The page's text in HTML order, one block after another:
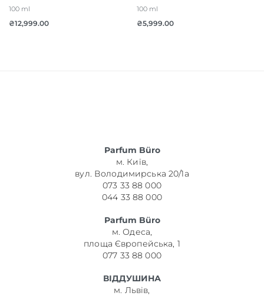
100 ml
₴12,999.00
100 ml
₴5,999.00
Parfum Büro
м. Київ,
вул. Володимирська 20/1а
073 33 88 000
044 33 88 000
Parfum Büro
м. Одеса,
площа Європейська, 1
077 33 88 000
ВІДДУШИНА
м. Львів,